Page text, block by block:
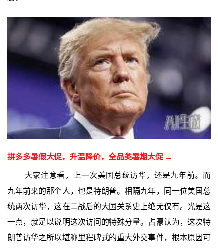
拼多多暑假大促，升温降价，全品类暑期大促 →
大家注意看，上一次美国总统访华，还是九年前。而
九年前来的那个人，也是特朗普。相隔九年，同一位美国总
统两次访华，这在二战后的大国关系史上绝无仅有。光是这
一点，就足以说明这次访问的特殊分量。占豪认为，这次特
朗普访华之所以堪称里程碑式的重大外交事件，根本原因可